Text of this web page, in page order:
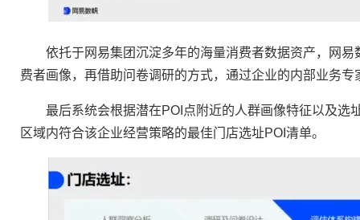
依托于网易集团沉淀多年的海量消费者数据资产，网易
费者画像，再借助问卷调研的方式，通过企业的内部业务
最后系统会根据潜在POI点附近的人群画像特征以及选
区域内符合该企业经营策略的最佳门店选址POI清单。